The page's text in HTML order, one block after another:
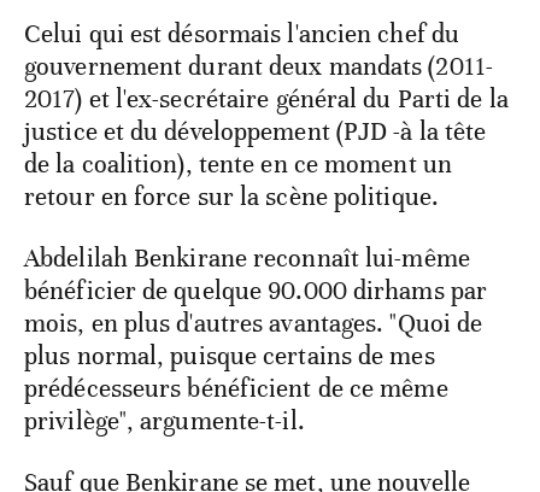
Celui qui est désormais l'ancien chef du
gouvernement durant deux mandats (2011-
2017) et l'ex-secrétaire général du Parti de la
justice et du développement (PJD -à la tête
de la coalition), tente en ce moment un
retour en force sur la scène politique.
Abdelilah Benkirane reconnaît lui-même
bénéficier de quelque 90.000 dirhams par
mois, en plus d'autres avantages. "Quoi de
plus normal, puisque certains de mes
prédécesseurs bénéficient de ce même
privilège", argumente-t-il.
Sauf que Benkirane se met, une nouvelle